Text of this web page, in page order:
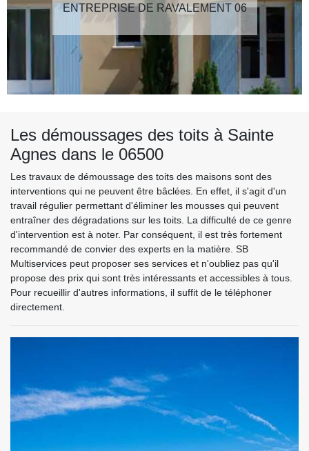
ENTREPRISE DE RAVALEMENT 06
Les démoussages des toits à Sainte
Agnes dans le 06500
Les travaux de démoussage des toits des maisons sont des
interventions qui ne peuvent être bâclées. En effet, il s'agit d'un
travail régulier permettant d'éliminer les mousses qui peuvent
entraîner des dégradations sur les toits. La difficulté de ce genre
d'intervention est à noter. Par conséquent, il est très fortement
recommandé de convier des experts en la matière. SB
Multiservices peut proposer ses services et n'oubliez pas qu'il
propose des prix qui sont très intéressants et accessibles à tous.
Pour recueillir d'autres informations, il suffit de le téléphoner
directement.